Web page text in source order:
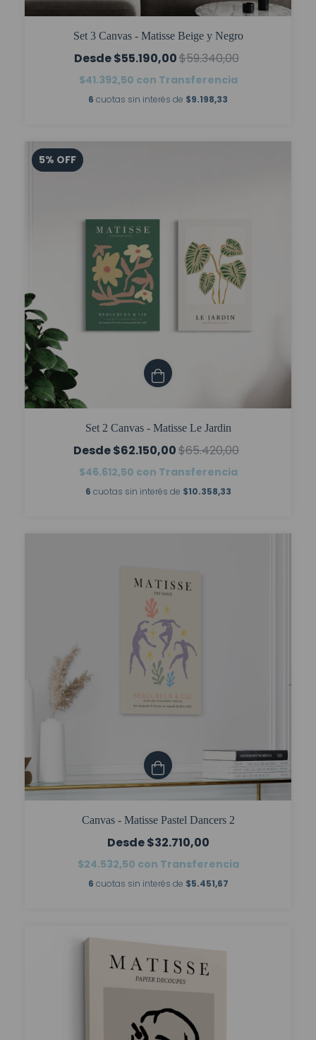
Set 3 Canvas - Matisse Beige y Negro
$55.190,00$59.340,00
$41.392,50 con Transferencia
6 cuotas sin interés de $9.198,33
5% OFF
Set 2 Canvas - Matisse Le Jardin
$62.150,00$65.420,00
$46.612,50 con Transferencia
6 cuotas sin interés de $10.358,33
Canvas - Matisse Pastel Dancers 2
$32.710,00
$24.532,50 con Transferencia
6 cuotas sin interés de $5.451,67